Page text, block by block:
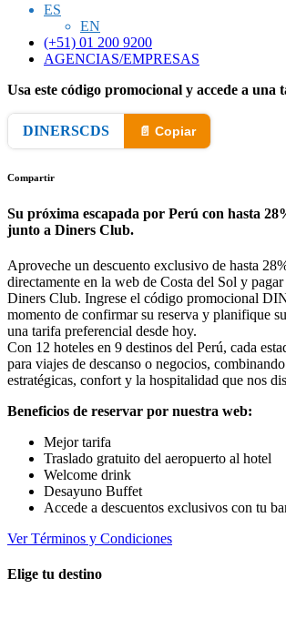
ES
EN
(+51) 01 200 9200
AGENCIAS/EMPRESAS
Usa este código promocional y accede a una
DINERSCDS 📄 Copiar
Compartir
Su próxima escapada por Perú con hasta
junto a Diners Club.
Aproveche un descuento exclusivo de hasta
directamente en la web de Costa del Sol y pagar
Diners Club. Ingrese el código promocional
momento de confirmar su reserva y planifique
una tarifa preferencial desde hoy.
Con 12 hoteles en 9 destinos del Perú, cada
para viajes de descanso o negocios,
estratégicas, confort y la hospitalidad que nos
Beneficios de reservar por nuestra web:
Mejor tarifa
Traslado gratuito del aeropuerto al hotel
Welcome drink
Desayuno Buffet
Accede a descuentos exclusivos con tu
Ver Términos y Condiciones
Elige tu destino